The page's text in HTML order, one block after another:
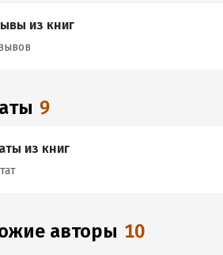
из книг
9
из книг
авторы 10